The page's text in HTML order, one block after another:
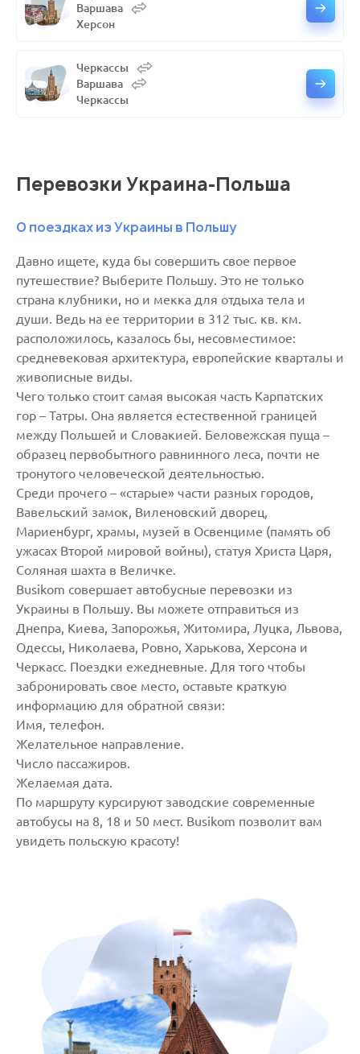
Варшава
Херсон
Черкассы
Варшава
Черкассы
Перевозки Украина-Польша
О поездках из Украины в Польшу
Давно ищете, куда бы совершить свое первое
путешествие? Выберите Польшу. Это не только
страна клубники, но и мекка для отдыха тела и
души. Ведь на ее территории в 312 тыс. кв. км.
расположилось, казалось бы, несовместимое:
средневековая архитектура, европейские кварталы и
живописные виды.
Чего только стоит самая высокая часть Карпатских
гор – Татры. Она является естественной границей
между Польшей и Словакией. Беловежская пуща –
образец первобытного равнинного леса, почти не
тронутого человеческой деятельностью.
Среди прочего – «старые» части разных городов,
Вавельский замок, Виленовский дворец,
Мариенбург, храмы, музей в Освенциме (память об
ужасах Второй мировой войны), статуя Христа Царя,
Соляная шахта в Величке.
Busikom совершает автобусные перевозки из
Украины в Польшу. Вы можете отправиться из
Днепра, Киева, Запорожья, Житомира, Луцка, Львова,
Одессы, Николаева, Ровно, Харькова, Херсона и
Черкасс. Поездки ежедневные. Для того чтобы
забронировать свое место, оставьте краткую
информацию для обратной связи:
Имя, телефон.
Желательное направление.
Число пассажиров.
Желаемая дата.
По маршруту курсируют заводские современные
автобусы на 8, 18 и 50 мест. Busikom позволит вам
увидеть польскую красоту!